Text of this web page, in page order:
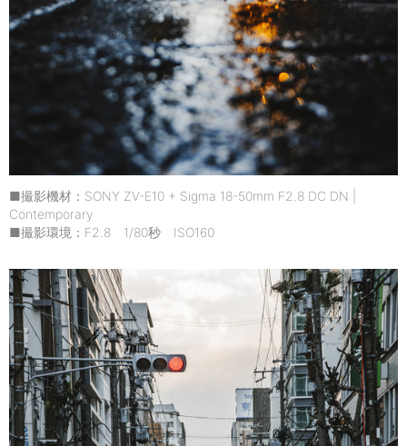
■撮影機材：SONY ZV-E10 + Sigma 18-50mm F2.8 DC DN |
Contemporary
■撮影環境：F2.8 1/80秒 ISO160